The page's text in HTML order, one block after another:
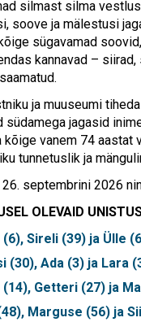
silmast silma
soove ja mälestusi
sügavamad
kannavad – siirad,
ja muuseumi
südamega jagasid
vanem 74 aastat
tunnetuslik ja
septembrini 2026
OLEVAID
(6), Sireli (39) ja Ülle
(30), Ada (3) ja Lara
(14), Getteri (27) ja
Marguse (56) ja